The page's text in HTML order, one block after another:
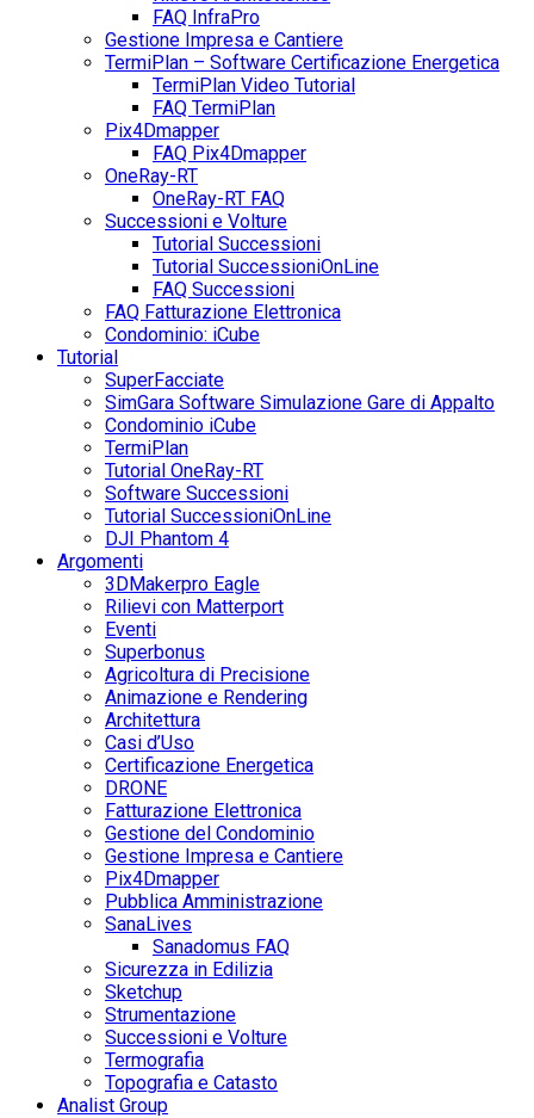
FAQ InfraPro
Gestione Impresa e Cantiere
TermiPlan – Software Certificazione Energetica
TermiPlan Video Tutorial
FAQ TermiPlan
Pix4Dmapper
FAQ Pix4Dmapper
OneRay-RT
OneRay-RT FAQ
Successioni e Volture
Tutorial Successioni
Tutorial SuccessioniOnLine
FAQ Successioni
FAQ Fatturazione Elettronica
Condominio: iCube
Tutorial
SuperFacciate
SimGara Software Simulazione Gare di Appalto
Condominio iCube
TermiPlan
Tutorial OneRay-RT
Software Successioni
Tutorial SuccessioniOnLine
DJI Phantom 4
Argomenti
3DMakerpro Eagle
Rilievi con Matterport
Eventi
Superbonus
Agricoltura di Precisione
Animazione e Rendering
Architettura
Casi d’Uso
Certificazione Energetica
DRONE
Fatturazione Elettronica
Gestione del Condominio
Gestione Impresa e Cantiere
Pix4Dmapper
Pubblica Amministrazione
SanaLives
Sanadomus FAQ
Sicurezza in Edilizia
Sketchup
Strumentazione
Successioni e Volture
Termografia
Topografia e Catasto
Analist Group